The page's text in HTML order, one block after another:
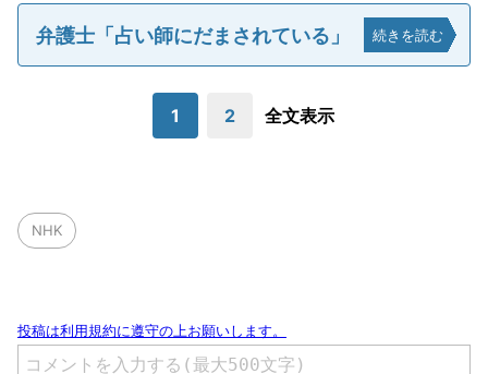
弁護士「占い師にだまされている」 続きを読む
1 2 全文表示
NHK